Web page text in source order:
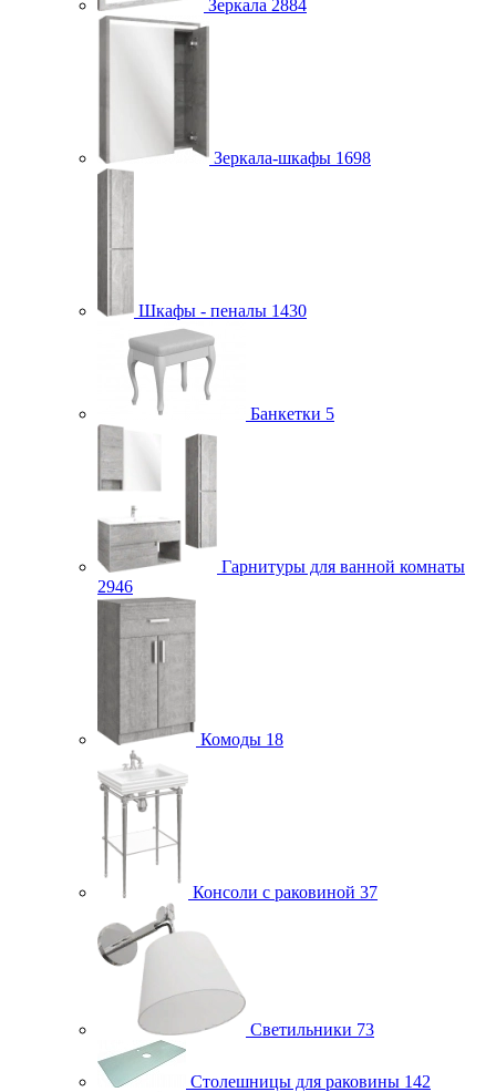
Зеркала 2884
Зеркала-шкафы 1698
Шкафы - пеналы 1430
Банкетки 5
Гарнитуры для ванной комнаты
2946
Комоды 18
Консоли с раковиной 37
Светильники 73
Столешницы для раковины 142